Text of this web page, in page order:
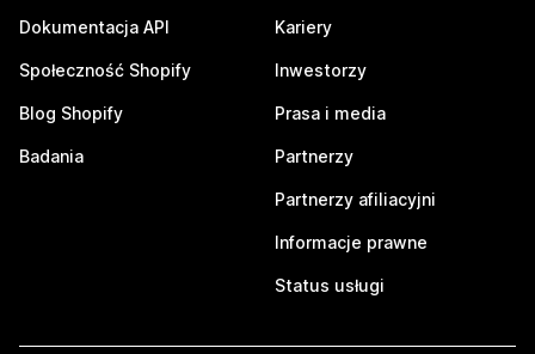
Dokumentacja API
Społeczność Shopify
Blog Shopify
Badania
Kariery
Inwestorzy
Prasa i media
Partnerzy
Partnerzy afiliacyjni
Informacje prawne
Status usługi